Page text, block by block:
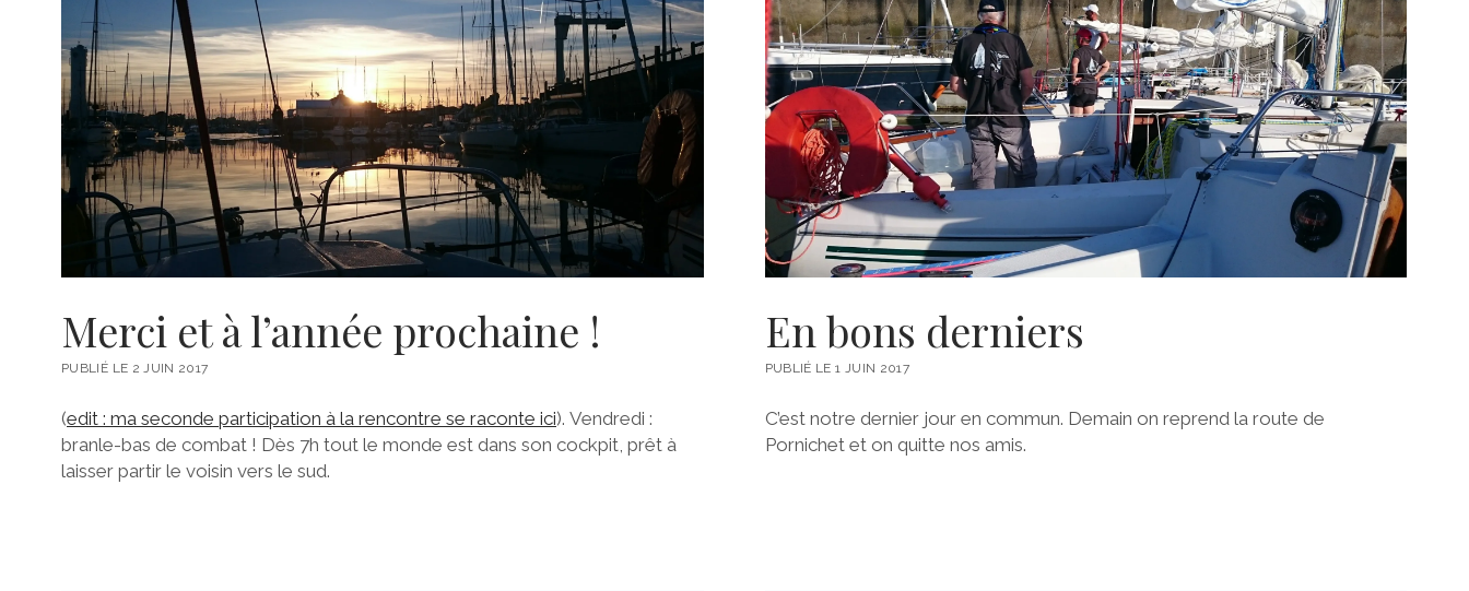
Merci et à l’année prochaine !
PUBLIÉ LE 2 JUIN 2017
(edit : ma seconde participation à la rencontre se raconte ici). Vendredi :
branle-bas de combat ! Dès 7h tout le monde est dans son cockpit, prêt à
laisser partir le voisin vers le sud.
En bons derniers
PUBLIÉ LE 1 JUIN 2017
C’est notre dernier jour en commun. Demain on reprend la route de
Pornichet et on quitte nos amis.